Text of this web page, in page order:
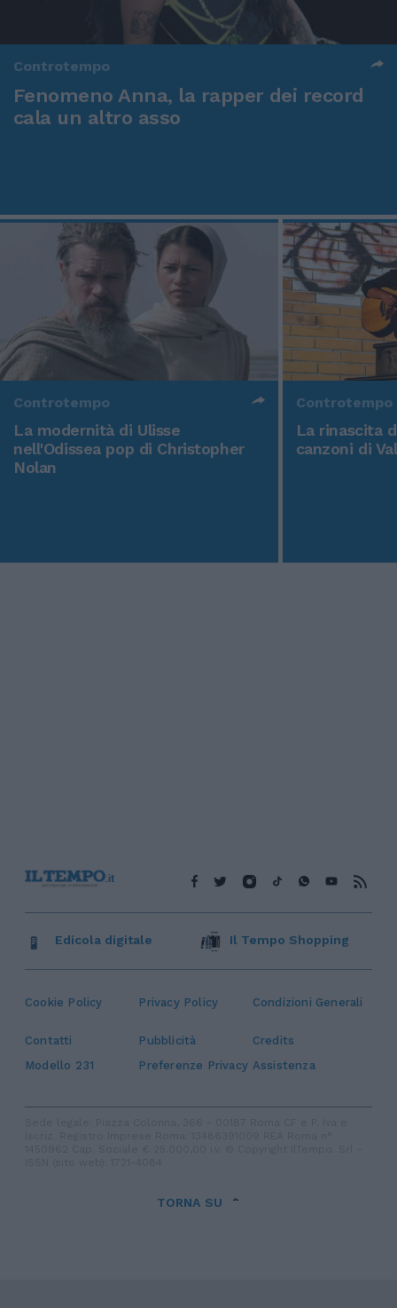
Controtempo
Fenomeno Anna, la rapper dei record
cala un altro asso
Controtempo
La modernità di Ulisse
nell'Odissea pop di Christopher
Nolan
Controtempo
La rinascita
canzoni di
Cookie Policy Privacy Policy Condizioni Generali
Contatti Pubblicità
Credits
Modello 231
Preferenze Privacy Assistenza
Edicola digitale Il Tempo Shopping
TORNA SU